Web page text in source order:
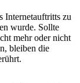
Internetauftritts zu
wurde. Sollte
mehr oder nicht
bleiben die